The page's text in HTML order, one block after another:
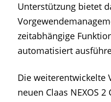
Unterstützung bietet
zeitabhängige
automatisiert
Die weiterentwickelte
neuen Claas NEXOS